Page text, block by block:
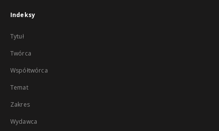
Indeksy
Tytuł
Twórca
Współtwórca
Temat
Zakres
Wydawca